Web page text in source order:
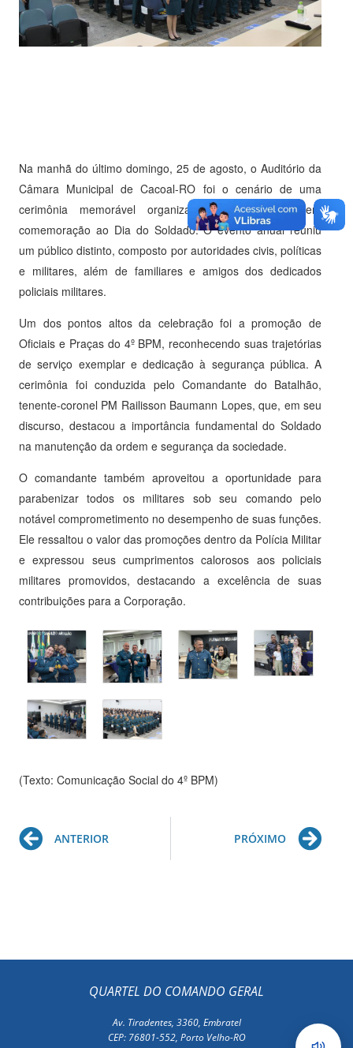
Na manhã do último domingo, 25 de agosto, o Auditório da
Câmara Municipal de Cacoal-RO foi o cenário de uma
cerimônia memorável organizada pelo 4º BPM em
comemoração ao Dia do Soldado. O evento anual reuniu
um público distinto, composto por autoridades civis, políticas
e militares, além de familiares e amigos dos dedicados
policiais militares.
Um dos pontos altos da celebração foi a promoção de
Oficiais e Praças do 4º BPM, reconhecendo suas trajetórias
de serviço exemplar e dedicação à segurança pública. A
cerimônia foi conduzida pelo Comandante do Batalhão,
tenente-coronel PM Railisson Baumann Lopes, que, em seu
discurso, destacou a importância fundamental do Soldado
na manutenção da ordem e segurança da sociedade.
O comandante também aproveitou a oportunidade para
parabenizar todos os militares sob seu comando pelo
notável comprometimento no desempenho de suas funções.
Ele ressaltou o valor das promoções dentro da Polícia Militar
e expressou seus cumprimentos calorosos aos policiais
militares promovidos, destacando a excelência de suas
contribuições para a Corporação.
(Texto: Comunicação Social do 4º BPM)
Prev
ANTERIOR PRÓXIMO
QUARTEL DO COMANDO GERAL
Av. Tiradentes, 3360, Embratel
CEP: 76801-552, Porto Velho-RO